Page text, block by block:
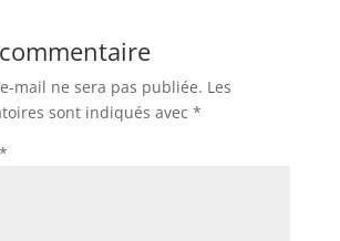
mail ne sera pas publiée. Les
sont indiqués avec *
*